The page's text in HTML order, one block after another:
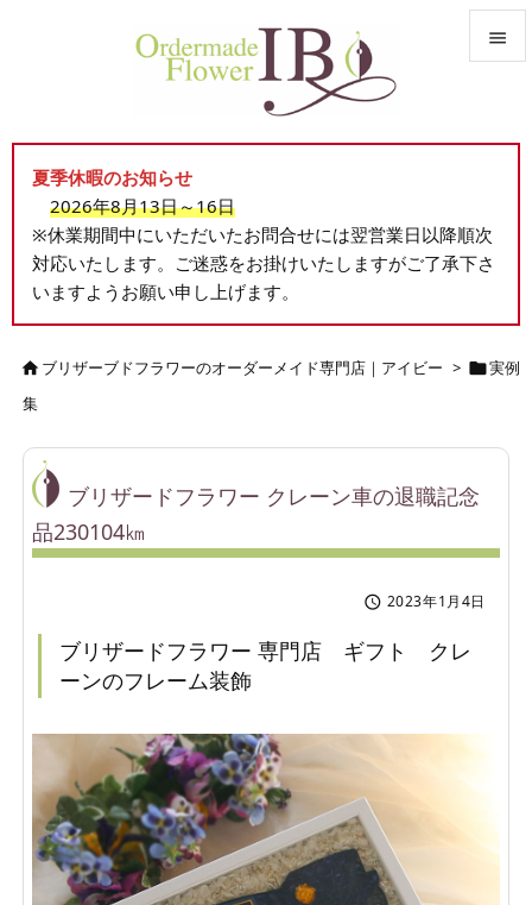


前へ

検索
夏季休暇のお知らせ
2026年8月13日～16日
※休業期間中にいただいたお問合せには翌営業日以降順次
対応いたします。ご迷惑をお掛けいたしますがご了承下さ
いますようお願い申し上げます。
ブリザーブドフラワーのオーダーメイド専門店｜アイビー > 実例
集
ブリザードフラワー クレーン車の退職記念
品230104㎞
 2023年1月4日
ブリザードフラワー 専門店 ギフト クレ
ーンのフレーム装飾